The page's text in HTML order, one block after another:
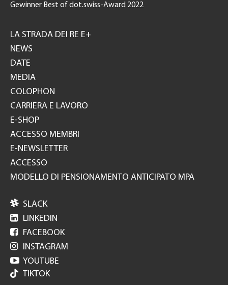
Gewinner Best of dot.swiss-Award 2022
GH
LA STRADA DEI RE E+
NEWS
DATE
MEDIA
COLOPHON
CARRIERA E LAVORO
E-SHOP
ACCESSO MEMBRI
E-NEWSLETTER
ACCESSO
MODELLO DI PENSIONAMENTO ANTICIPATO MPA
 SLACK
 LINKEDIN
 FACEBOOK
 INSTAGRAM
 YOUTUBE
TIKTOK